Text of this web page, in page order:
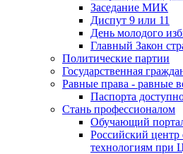
Заседание МИК
Диспут 9 или 11
День молодого
Главный Закон
Политические партии
Государственная
Равные права - равные
Паспорта
Стань профессионалом
Обучающий
Российский центр
технологиям при